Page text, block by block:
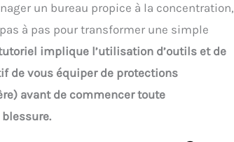
un bureau propice à la concentration,
à pas pour transformer une simple
implique l’utilisation d’outils et de
de vous équiper de protections
avant de commencer toute